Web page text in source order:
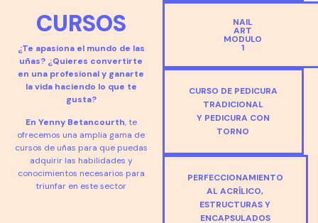
CURSOS
¿Te apasiona el mundo de las
uñas? ¿Quieres convertirte
en una profesional y ganarte
la vida haciendo lo que te
gusta?
En Yenny Betancourth, te
ofrecemos una amplia gama de
cursos de uñas para que puedas
adquirir las habilidades y
conocimientos necesarios para
triunfar en este sector
NAIL
ART
MODULO
1
CURSO DE PEDICURA
TRADICIONAL
Y PEDICURA CON
TORNO
PERFECCIONAMIENTO
AL ACRÍLICO,
ESTRUCTURAS Y
ENCAPSULADOS